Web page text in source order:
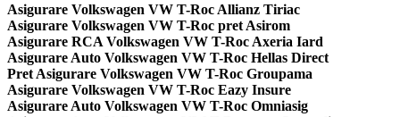
Asigurare Volkswagen VW T-Roc Allianz Tiriac
Asigurare Volkswagen VW T-Roc pret Asirom
Asigurare RCA Volkswagen VW T-Roc Axeria Iard
Asigurare Auto Volkswagen VW T-Roc Hellas Direct
Pret Asigurare Volkswagen VW T-Roc Groupama
Asigurare Volkswagen VW T-Roc Eazy Insure
Asigurare Auto Volkswagen VW T-Roc Omniasig